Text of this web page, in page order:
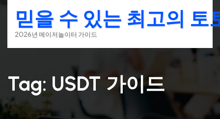
content
믿을 수 있는 최고의 토
2026년 메이저놀이터 가이드
Tag: USDT 가이드